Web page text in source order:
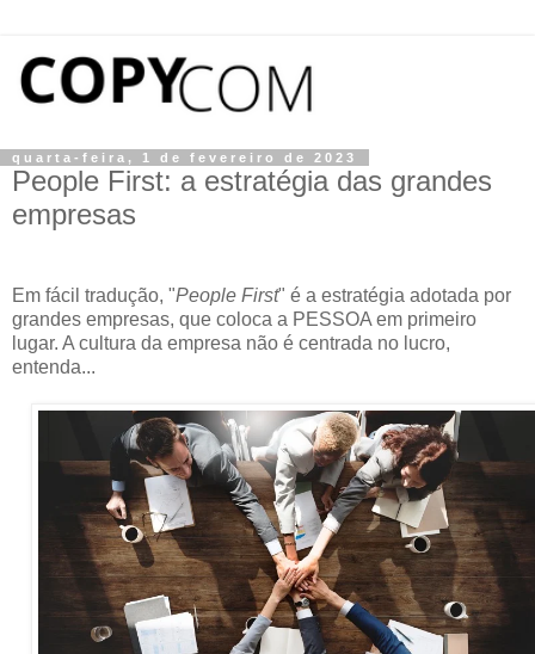
quarta-feira, 1 de fevereiro de 2023
People First: a estratégia das grandes
empresas
Em fácil tradução, "People First" é a estratégia adotada por
grandes empresas, que coloca a PESSOA em primeiro
lugar. A cultura da empresa não é centrada no lucro,
entenda...